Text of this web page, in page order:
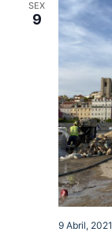
SEX
9
9 Abril, 2021